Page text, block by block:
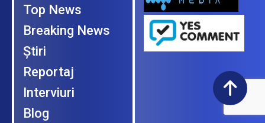
Top News
Breaking News
Ştiri
Reportaj
Interviuri
Blog